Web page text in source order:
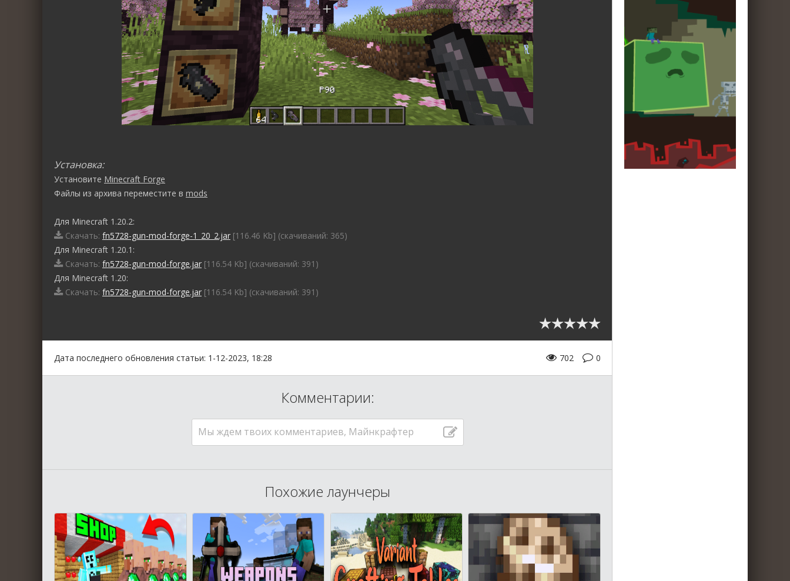
Установка:
Установите Minecraft Forge
Файлы из архива переместите в mods
Для Minecraft 1.20.2:
Скачать: fn5728-gun-mod-forge-1_20_2.jar [116.46 Kb] (cкачиваний: 365)
Для Minecraft 1.20.1:
Скачать: fn5728-gun-mod-forge.jar [116.54 Kb] (cкачиваний: 391)
Для Minecraft 1.20:
Скачать: fn5728-gun-mod-forge.jar [116.54 Kb] (cкачиваний: 391)
Дата последнего обновления статьи: 1-12-2023, 18:28 0
702
Комментарии:
Мы ждем твоих комментариев, Майнкрафтер
Похожие лаунчеры